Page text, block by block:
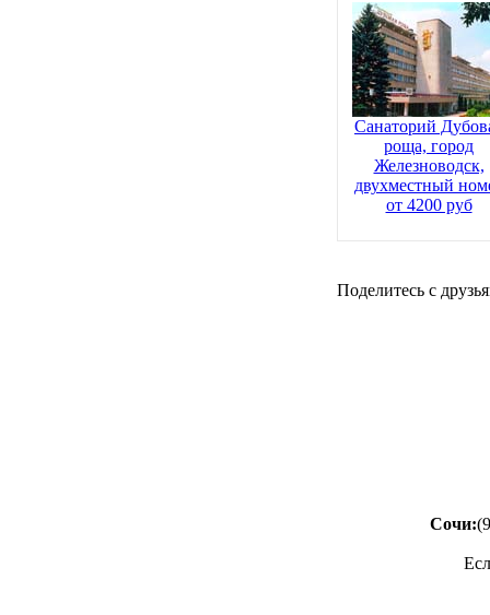
Санаторий
роща, город
Железноводск,
двухместный
от 4200 руб
Поделитесь с
Сочи: